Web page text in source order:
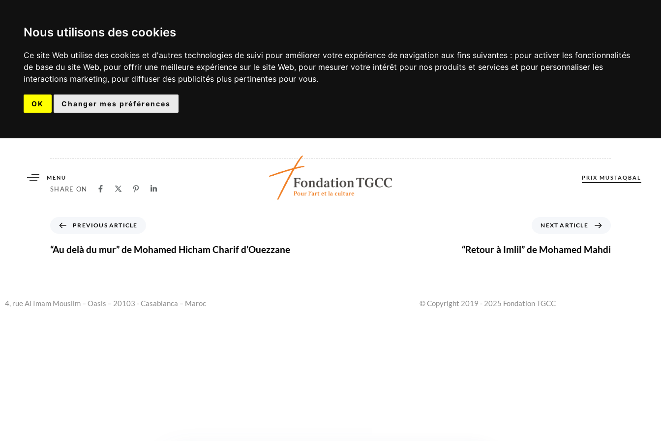
Nous utilisons des cookies
Ce site Web utilise des cookies et d'autres technologies de suivi pour améliorer votre expérience de navigation aux fins suivantes : pour activer les fonctionnalités
de base du site Web, pour offrir une meilleure expérience sur le site Web, pour mesurer votre intérêt pour nos produits et services et pour personnaliser les
interactions marketing, pour diffuser des publicités plus pertinentes pour vous.
OK Changer mes préférences
MENU PRIX MUSTAQBAL
SHARE ON
PREVIOUS ARTICLE
“Au delà du mur” de Mohamed Hicham Charif d’Ouezzane
NEXT ARTICLE
“Retour à Imlil” de Mohamed Mahdi
4, rue Al Imam Mouslim – Oasis – 20103 - Casablanca – Maroc © Copyright 2019 - 2025 Fondation TGCC